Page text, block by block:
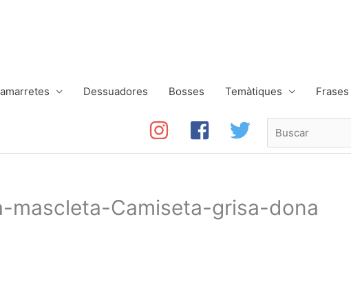
Dessuadores Bosses Temàtiques Frases
Camiseta-grisa-dona